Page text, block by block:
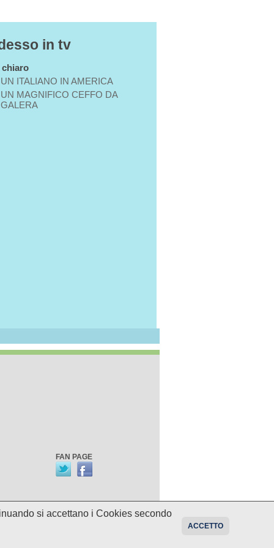
in tv
UN ITALIANO IN AMERICA
UN MAGNIFICO CEFFO DA
GALERA
FAN PAGE
programmi potrebbero essere
si accettano i Cookies secondo
ACCETTO